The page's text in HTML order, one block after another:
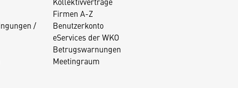
/
Firmen A-Z
Benutzerkonto
eServices der WKO
Betrugswarnungen
Meetingraum